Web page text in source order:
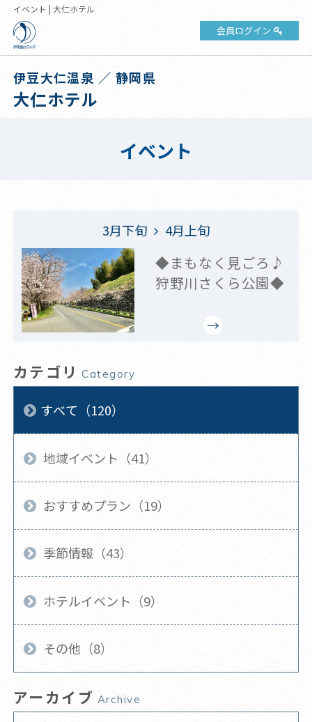
イベント | 大仁ホテル
会員ログイン
伊豆大仁温泉 ／ 静岡県
大仁ホテル
イベント
3月下旬 4月上旬
◆まもなく見ごろ♪
狩野川さくら公園◆
カテゴリ Category
すべて（120）
地域イベント（41）
おすすめプラン（19）
季節情報（43）
ホテルイベント（9）
その他（8）
アーカイブ Archive